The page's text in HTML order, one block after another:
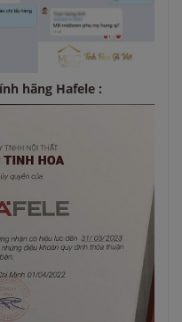
hãng Hafele :